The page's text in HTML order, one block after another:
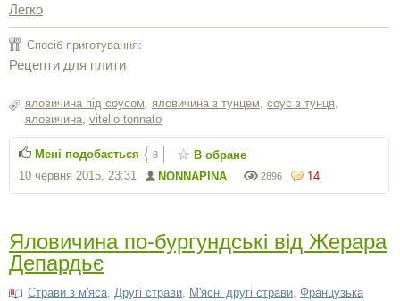
Легко
Спосіб приготування:
Рецепти для плити
яловичина під соусом, яловичина з тунцем, соус з тунця,
яловичина, vitello tonnato
14
2896
NONNAPINA
10 червня 2015, 23:31
Мені подобається 8 В обране
Яловичина по-бургундські від Жерара
Депардьє
Страви з м'яса, Другі страви, М'ясні другі страви, Французька